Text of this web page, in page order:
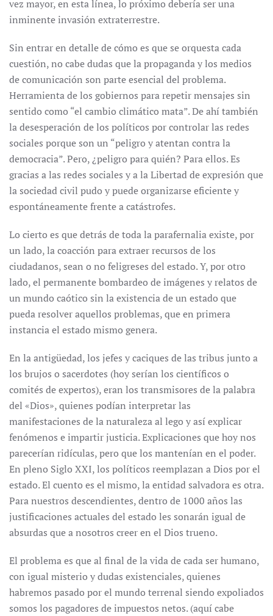
vez mayor, en esta línea, lo próximo debería ser una
inminente invasión extraterrestre.
Sin entrar en detalle de cómo es que se orquesta cada
cuestión, no cabe dudas que la propaganda y los medios
de comunicación son parte esencial del problema.
Herramienta de los gobiernos para repetir mensajes sin
sentido como “el cambio climático mata”. De ahí también
la desesperación de los políticos por controlar las redes
sociales porque son un “peligro y atentan contra la
democracia”. Pero, ¿peligro para quién? Para ellos. Es
gracias a las redes sociales y a la Libertad de expresión que
la sociedad civil pudo y puede organizarse eficiente y
espontáneamente frente a catástrofes.
Lo cierto es que detrás de toda la parafernalia existe, por
un lado, la coacción para extraer recursos de los
ciudadanos, sean o no feligreses del estado. Y, por otro
lado, el permanente bombardeo de imágenes y relatos de
un mundo caótico sin la existencia de un estado que
pueda resolver aquellos problemas, que en primera
instancia el estado mismo genera.
En la antigüedad, los jefes y caciques de las tribus junto a
los brujos o sacerdotes (hoy serían los científicos o
comités de expertos), eran los transmisores de la palabra
del «Dios», quienes podían interpretar las
manifestaciones de la naturaleza al lego y así explicar
fenómenos e impartir justicia. Explicaciones que hoy nos
parecerían ridículas, pero que los mantenían en el poder.
En pleno Siglo XXI, los políticos reemplazan a Dios por el
estado. El cuento es el mismo, la entidad salvadora es otra.
Para nuestros descendientes, dentro de 1000 años las
justificaciones actuales del estado les sonarán igual de
absurdas que a nosotros creer en el Dios trueno.
El problema es que al final de la vida de cada ser humano,
con igual misterio y dudas existenciales, quienes
habremos pasado por el mundo terrenal siendo expoliados
somos los pagadores de impuestos netos. (aquí cabe